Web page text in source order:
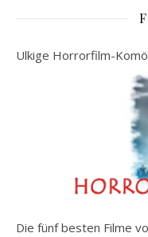
Ulkige Horrorfilm-
Die fünf besten Filme